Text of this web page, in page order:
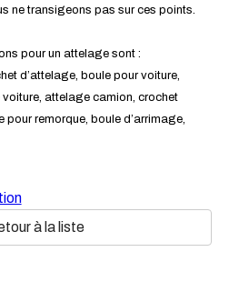
ne transigeons pas sur ces points.
pour un attelage sont :
d’attelage, boule pour voiture,
attelage camion, crochet
remorque, boule d’arrimage,
à la liste